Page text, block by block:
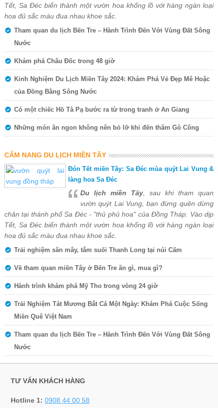
Tết, Sa Đéc biến thành một vườn hoa khổng lồ với hàng ngàn loại
hoa đủ sắc màu đua nhau khoe sắc.
Tham quan du lịch Bến Tre – Hành Trình Đến Với Vùng Đất Sông
Nước
Khám phá Châu Đốc trong 48 giờ
Kinh Nghiệm Du Lịch Miền Tây 2024: Khám Phá Vẻ Đẹp Mê Hoặc
của Đồng Bằng Sông Nước
Có một chiếc Hồ Tà Pạ bước ra từ trong tranh ở An Giang
Những món ăn ngon không nên bỏ lỡ khi đến thăm Gò Công
CẨM NANG DU LỊCH MIỀN TÂY
Đón Tết miền Tây: Sa Đéc mùa quýt Lai Vung &
làng hoa Sa Đéc
Du lịch miền Tây , sau khi tham quan
vườn quýt Lai Vung, bạn đừng quên dừng
chân tại thành phố Sa Đéc - "thủ phủ hoa" của Đồng Tháp. Vào dịp
Tết, Sa Đéc biến thành một vườn hoa khổng lồ với hàng ngàn loại
hoa đủ sắc màu đua nhau khoe sắc.
Trải nghiệm săn mây, tắm suối Thanh Long tại núi Cấm
Về tham quan miền Tây ở Bến Tre ăn gì, mua gì?
Hành trình khám phá Mỹ Tho trong vòng 24 giờ
Trải Nghiệm Tát Mương Bắt Cá Một Ngày: Khám Phá Cuộc Sống
Miền Quê Việt Nam
Tham quan du lịch Bến Tre – Hành Trình Đến Với Vùng Đất Sông
Nước
TƯ VẤN KHÁCH HÀNG
Hotline 1:0908 44 00 58